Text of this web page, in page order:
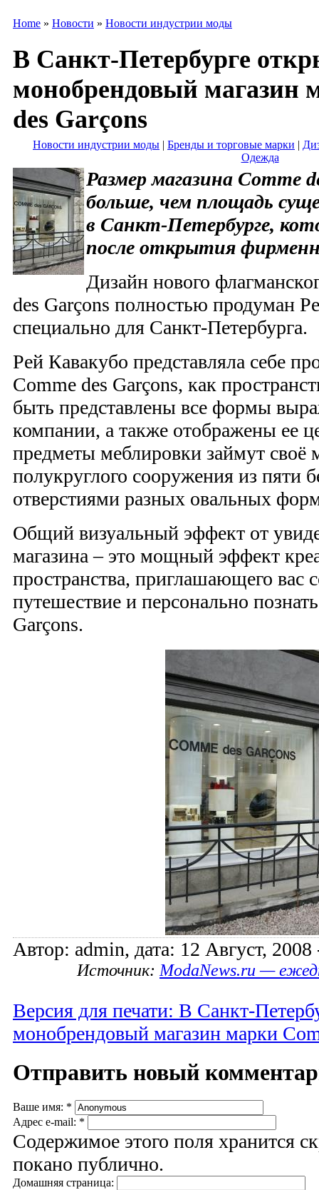
Home » Новости » Новости индустрии моды
В Санкт-Петербурге
монобрендовый магазин
des Garçons
Новости индустрии моды | Бренды и торговые марки |
Одежда
Размер магазина Comme
больше, чем площадь
в Санкт-Петербурге,
после открытия
Дизайн нового
des Garçons полностью продуман
специально для Санкт-Петербурга.
Рей Кавакубо представляла себе
Comme des Garçons, как
быть представлены все формы
компании, а также отображены ее
предметы меблировки займут своё
полукруглого сооружения из пяти
отверстиями разных овальных
Общий визуальный эффект от
магазина – это мощный эффект
пространства, приглашающего вас
путешествие и персонально
Garçons.
Автор: admin, дата: 12 Август, 2008
Источник:ModaNews.ru —
Версия для печати: В Санкт-
монобрендовый магазин марки
Отправить новый
Ваше имя: *
Адрес e-mail: *
Содержимое этого поля хранится
покано публично.
Домашняя страница: